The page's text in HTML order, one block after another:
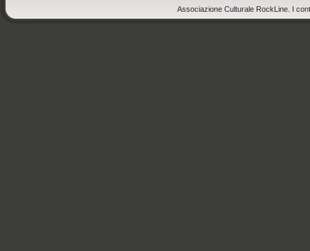
Associazione Culturale RockLine. I